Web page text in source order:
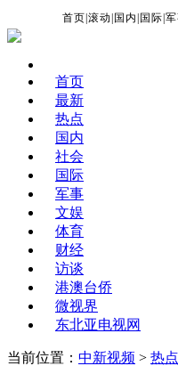
首页 |滚动 国内 国际 |
首页
最新
热点
国内
社会
国际
军事
文娱
体育
财经
访谈
港澳台侨
微视界
东北亚电视网
当前位置： 中新视频 > 热